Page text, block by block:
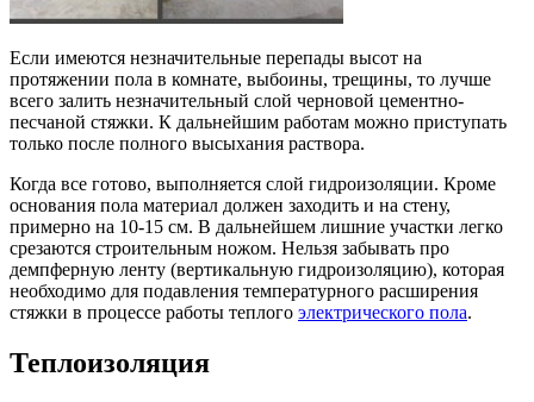
Если имеются незначительные перепады высот на
протяжении пола в комнате, выбоины, трещины, то лучше
всего залить незначительный слой черновой цементно-
песчаной стяжки. К дальнейшим работам можно приступать
только после полного высыхания раствора.
Когда все готово, выполняется слой гидроизоляции. Кроме
основания пола материал должен заходить и на стену,
примерно на 10-15 см. В дальнейшем лишние участки легко
срезаются строительным ножом. Нельзя забывать про
демпферную ленту (вертикальную гидроизоляцию), которая
необходимо для подавления температурного расширения
стяжки в процессе работы теплого электрического пола.
Теплоизоляция